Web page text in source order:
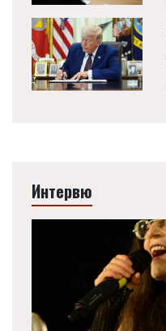
Интервю